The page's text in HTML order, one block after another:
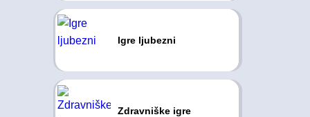
Igre ljubezni
Zdravniške igre